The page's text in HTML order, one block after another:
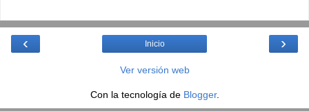
‹ ›
Inicio
Ver versión web
Con la tecnología de Blogger.